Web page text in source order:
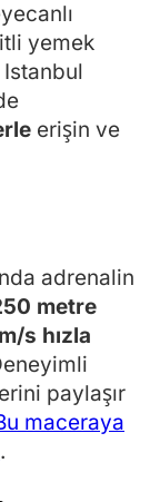
yemek
erişin ve
adrenalin
metre
s hızla
paylaşır
maceraya
.